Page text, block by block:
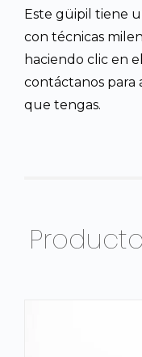
Este güipil tiene
con técnicas
haciendo clic en
contáctanos para
que tengas.